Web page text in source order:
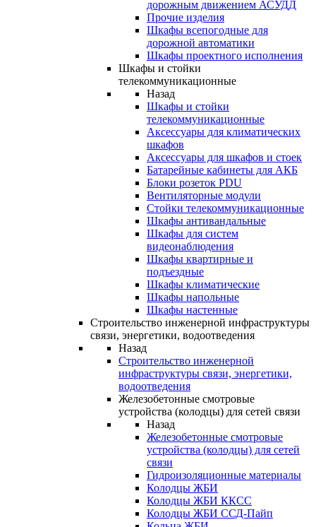
дорожным движением АСУДД
Прочие изделия
Шкафы всепогодные для
дорожной автоматики
Шкафы проектного исполнения
Шкафы и стойки
телекоммуникационные
Назад
Шкафы и стойки
телекоммуникационные
Аксессуары для климатических
шкафов
Аксессуары для шкафов и стоек
Батарейные кабинеты для АКБ
Блоки розеток PDU
Вентиляторные модули
Стойки телекоммуникационные
Шкафы антивандальные
Шкафы для систем
видеонаблюдения
Шкафы квартирные и
подъездные
Шкафы климатические
Шкафы напольные
Шкафы настенные
Строительство инженерной инфраструктуры
связи, энергетики, водоотведения
Назад
Строительство инженерной
инфраструктуры связи, энергетики,
водоотведения
Железобетонные смотровые
устройства (колодцы) для сетей связи
Назад
Железобетонные смотровые
устройства (колодцы) для сетей
связи
Гидроизоляционные материалы
Колодцы ЖБИ
Колодцы ЖБИ ККСС
Колодцы ЖБИ ССД-Пайп